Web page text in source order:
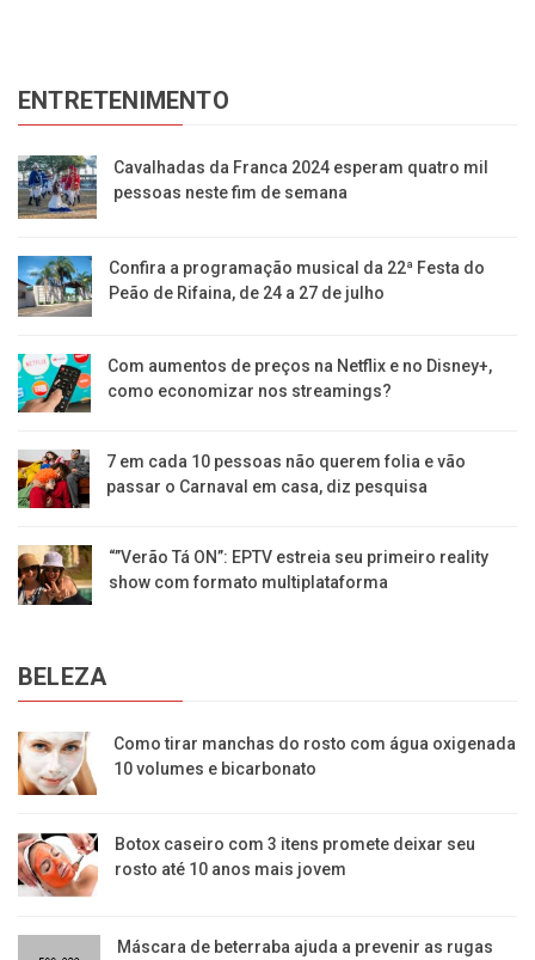
ENTRETENIMENTO
Cavalhadas da Franca 2024 esperam quatro mil
pessoas neste fim de semana
Confira a programação musical da 22ª Festa do
Peão de Rifaina, de 24 a 27 de julho
Com aumentos de preços na Netflix e no Disney+,
como economizar nos streamings?
7 em cada 10 pessoas não querem folia e vão
passar o Carnaval em casa, diz pesquisa
“”Verão Tá ON”: EPTV estreia seu primeiro reality
show com formato multiplataforma
BELEZA
Como tirar manchas do rosto com água oxigenada
10 volumes e bicarbonato
Botox caseiro com 3 itens promete deixar seu
rosto até 10 anos mais jovem
Máscara de beterraba ajuda a prevenir as rugas